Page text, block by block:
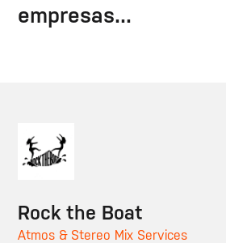
empresas...
Rock the Boat
Atmos & Stereo Mix Services